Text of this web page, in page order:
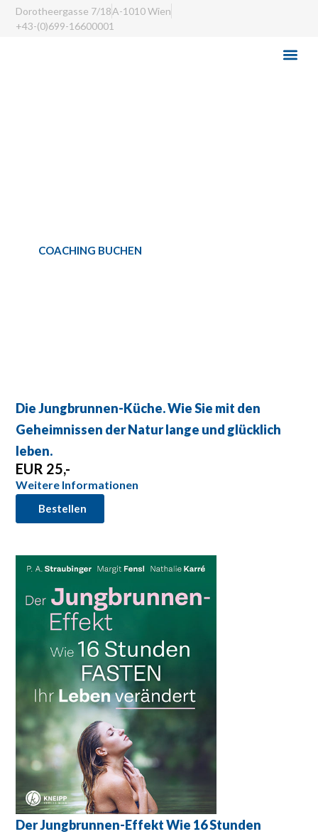
Dorotheergasse 7/18A-1010 Wien
+43-(0)699-16600001
COACHING BUCHEN
Die Jungbrunnen-Küche. Wie Sie mit den
Geheimnissen der Natur lange und glücklich
leben.
EUR 25,-
Weitere Informationen
Bestellen
Der Jungbrunnen-Effekt Wie 16 Stunden